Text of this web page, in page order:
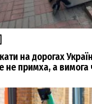
на дорогах
не примха, а вимога